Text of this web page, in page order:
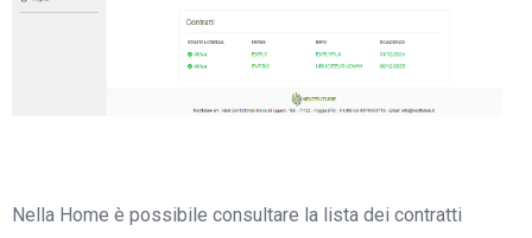
Nella Home è possibile consultare la lista dei contratti